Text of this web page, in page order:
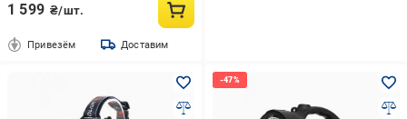
1 599 ₴/шт.
Привезём Доставим